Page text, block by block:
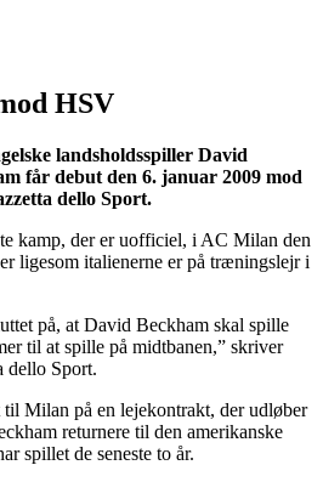
HSV
landsholdsspiller David
får debut den 6. januar 2009 mod
dello Sport.
kamp, der er uofficiel, i AC Milan den
ligesom italienerne er på træningslejr i
på, at David Beckham skal spille
til at spille på midtbanen,” skriver
dello Sport.
Milan på en lejekontrakt, der udløber
returnere til den amerikanske
spillet de seneste to år.